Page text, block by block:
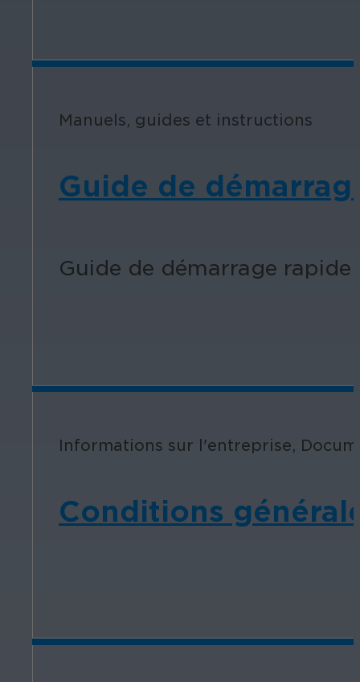
Manuels, guides et instructions
Guide de
Guide de démarrage rapide
Informations sur l'entreprise,
Conditions